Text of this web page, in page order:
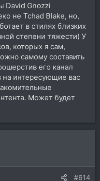
David Gnozzi
не Tchad Blake, но,
в стилях близких
степени тяжести) У
которых я сам,
самому составить
его канал
на интересующие вас
Может будет
#614